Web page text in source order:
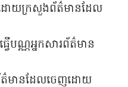
ោយក្រសួងព័ត៌មានដែល
ណ្ណអ្នកសារព័ត៌មាន
ត៌មានដែលចេញដោយ